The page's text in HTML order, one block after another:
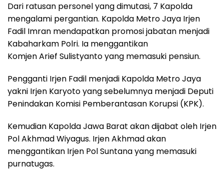
Dari ratusan personel yang dimutasi, 7 Kapolda
mengalami pergantian. Kapolda Metro Jaya Irjen
Fadil Imran mendapatkan promosi jabatan menjadi
Kabaharkam Polri. Ia menggantikan
Komjen Arief Sulistyanto yang memasuki pensiun.
Pengganti Irjen Fadil menjadi Kapolda Metro Jaya
yakni Irjen Karyoto yang sebelumnya menjadi Deputi
Penindakan Komisi Pemberantasan Korupsi (KPK).
Kemudian Kapolda Jawa Barat akan dijabat oleh Irjen
Pol Akhmad Wiyagus. Irjen Akhmad akan
menggantikan Irjen Pol Suntana yang memasuki
purnatugas.